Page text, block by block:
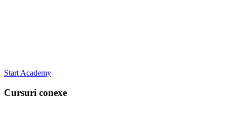
Start Academy
Cursuri conexe